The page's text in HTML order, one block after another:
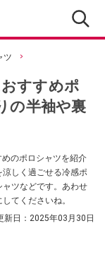
ツ
すすめポ
の半袖や裏
のポロシャツを紹介
しく過ごせる冷感ポ
ツなどです。あわせ
てくださいね。
新日： 2025年03月30日